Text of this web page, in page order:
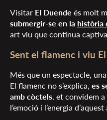
Visitar El Duende és molt
submergir-se en la història
art viu que continua
Sent el flamenc i viu
Més que un espectacle, una
El flamenc no s’explica, es
amb còctels, et convidem
l’emoció i l’energia